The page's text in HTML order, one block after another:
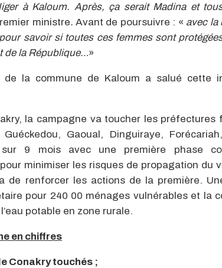
à Kaloum. Après, ça serait Madina et
ministre. Avant de poursuivre : « avec la
savoir si toutes ces femmes sont
de la République…»
la commune de Kaloum a salué cette
la campagne va toucher les préfectures
Gaoual, Dinguiraye,
sur 9 mois avec une première phase
minimiser les risques de propagation du
de renforcer les actions de la première.
pour 240 00 ménages vulnérables et la
potable en zone rurale.
en chiffres
Conakry touchés ;